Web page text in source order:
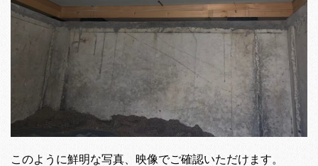
このように鮮明な写真、映像でご確認いただけます。